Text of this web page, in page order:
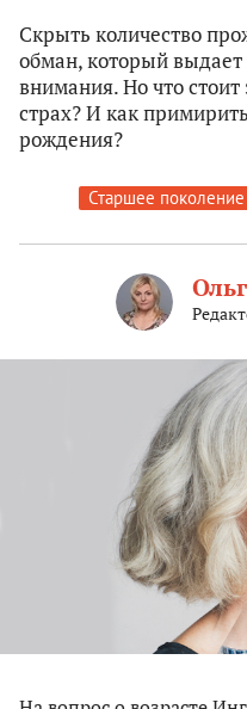
Скрыть количество
обман, который
внимания. Но что стоит
страх? И как
рождения?
Старшее поколение